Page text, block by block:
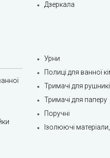
Дзеркала
Урни
Полиці для ванної
Тримачі для
Тримачі для паперу
Поручні
Ізолюючі матеріали,